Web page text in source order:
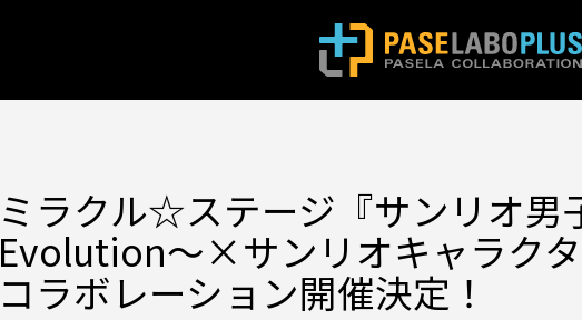
ミラクル☆ステージ『サンリオ男
Evolution～×サンリオキャラク
コラボレーション開催決定！